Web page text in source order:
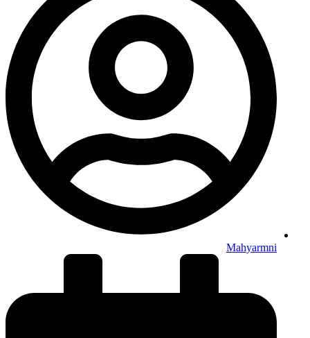
Mahyarmni